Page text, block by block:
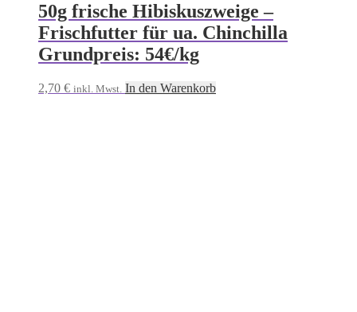
50g frische Hibiskuszweige –
Frischfutter für ua. Chinchilla
Grundpreis: 54€/kg
2,70 € inkl. Mwst. In den Warenkorb